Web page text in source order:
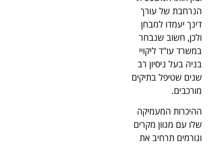
הנרחבת של עורך
דינך יעמדו למבחן
ולכן, חשוב שנבחר
במשרד עו"ד ליקויי
בניה בעל ניסיון רב
שנים שטיפל בתיקים
מורכבים.
ההיכרות המעמיקה
שלו עם מגוון מקרים
וגורמים תרחיב את